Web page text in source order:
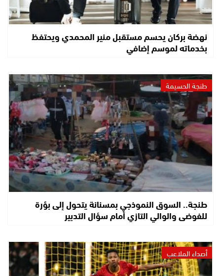
نهضة بركان يحسم مستقبل منير المحمدي ويحتفظ
بخدماته لموسم إضافي
طنجة الحسيمة
طنجة.. السوق النموذجي بمسنانة يتحول إلى بؤرة
للفوضى والوالي التازي أمام سؤال التدبير
أصداء الملاعب